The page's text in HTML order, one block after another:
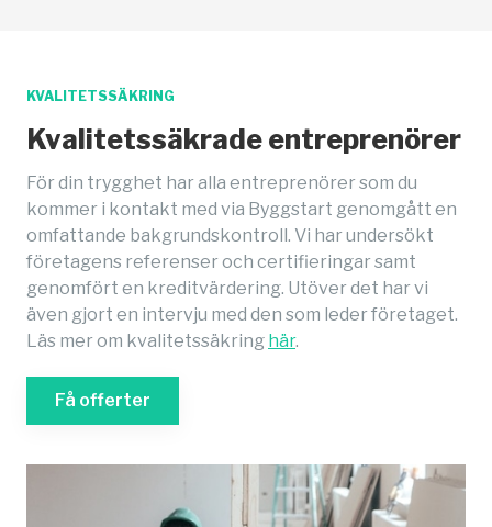
KVALITETSSÄKRING
Kvalitetssäkrade entreprenörer
För din trygghet har alla entreprenörer som du
kommer i kontakt med via Byggstart genomgått en
omfattande bakgrundskontroll. Vi har undersökt
företagens referenser och certifieringar samt
genomfört en kreditvärdering. Utöver det har vi
även gjort en intervju med den som leder företaget.
Läs mer om kvalitetssäkring här.
Få offerter